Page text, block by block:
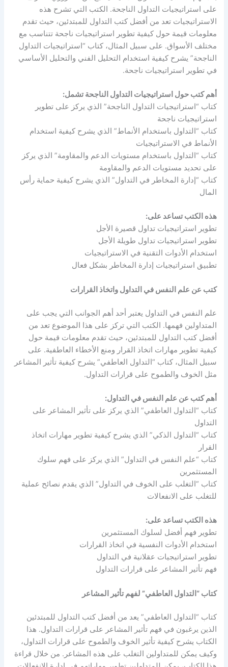
على استراتيجيات التداول الناجحة. الكتب التي تشرح هذه
الاستراتيجيات تعد من أفضل كتب التداول للمبتدئين، حيث تقدم
معلومات قيمة حول كيفية تطوير استراتيجيات ناجحة تتناسب مع
مختلف الأسواق. على سبيل المثال، كتاب “استراتيجيات التداول
الناجحة” يشرح كيفية استخدام التحليل الفني والتحليل الأساسي
في تطوير استراتيجيات ناجحة.
أهم كتب حول استراتيجيات التداول الناجحة تشمل:
كتاب “استراتيجيات التداول الناجحة” الذي يركز على تطوير
استراتيجيات ناجحة
كتاب “التداول باستخدام الأنماط” الذي يشرح كيفية استخدام
الأنماط في الاستراتيجيات
كتاب “التداول باستخدام مستويات الدعم والمقاومة” الذي يركز
على تحديد مستويات الدعم والمقاومة
كتاب “إدارة المخاطر في التداول” الذي يشرح كيفية حماية رأس
المال
هذه الكتب تساعد على:
تطوير استراتيجيات تداول قصيرة الأجل
تطوير استراتيجيات تداول طويلة الأجل
استخدام الأدوات التقنية في الاستراتيجيات
تطبيق استراتيجيات إدارة المخاطر بشكل فعال
كتب عن علم النفس في التداول واتخاذ القرارات
علم النفس في التداول يعتبر أحد أهم الجوانب التي يجب على
المتداولين فهمها. الكتب التي تركز على هذا الموضوع تعد من
أفضل كتب التداول للمبتدئين، حيث تقدم معلومات قيمة حول
كيفية تطوير مهارات اتخاذ القرار ومنع الأخطاء العاطفية. على
سبيل المثال، كتاب “التداول العاطفي” يشرح كيفية تأثير المشاعر
مثل الخوف والطموح على قرارات التداول.
أهم كتب عن علم النفس في التداول:
كتاب “التداول العاطفي” الذي يركز على تأثير المشاعر على
التداول
كتاب “التداول الذكي” الذي يشرح كيفية تطوير مهارات اتخاذ
القرار
كتاب “علم النفس في التداول” الذي يركز على فهم سلوك
المستثمرين
كتاب “التغلب على الخوف في التداول” الذي يقدم نصائح عملية
للتغلب على الانفعالات
هذه الكتب تساعد على:
تطوير فهم أفضل لسلوك المستثمرين
استخدام الأدوات النفسية في اتخاذ القرارات
تطوير استراتيجيات عقلانية في التداول
فهم تأثير المشاعر على قرارات التداول
كتاب “التداول العاطفي” لفهم تأثير المشاعر
كتاب “التداول العاطفي” يعد من أفضل كتب التداول للمبتدئين
الذين يرغبون في فهم تأثير المشاعر على قرارات التداول. هذا
الكتاب يشرح كيفية تأثير الخوف والطموح على قرارات التداول،
وكيف يمكن للمتداولين التغلب على هذه المشاعر. من خلال قراءة